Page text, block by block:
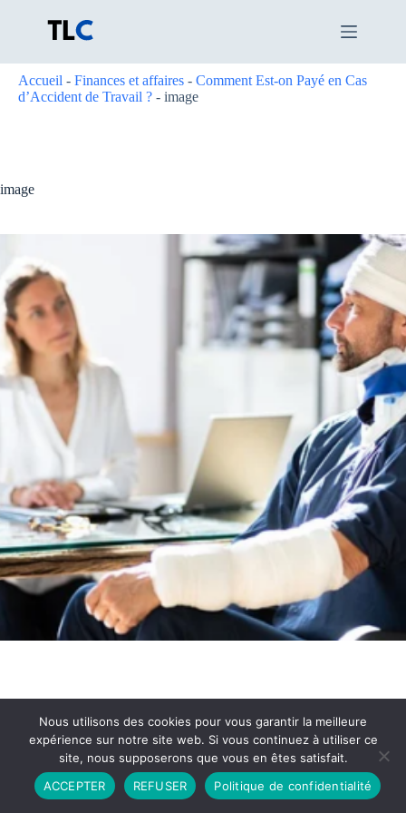
Accueil - Finances et affaires - Comment Est-on Payé en Cas
d’Accident de Travail ? - image
image
Partenariat Contact
Politique de Confidentialité
CGU
Copyright © 2026 - Propulsé par DIEUDUDIABLE
Nous utilisons des cookies pour vous garantir la meilleure
expérience sur notre site web. Si vous continuez à utiliser ce
site, nous supposerons que vous en êtes satisfait.
ACCEPTER
REFUSER Politique de confidentialité